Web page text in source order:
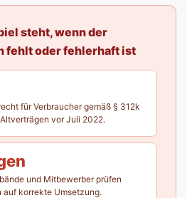
steht, wenn der
fehlt oder fehlerhaft ist
für Verbraucher gemäß § 312k
vor Juli 2022.
und Mitbewerber prüfen
auf korrekte Umsetzung.